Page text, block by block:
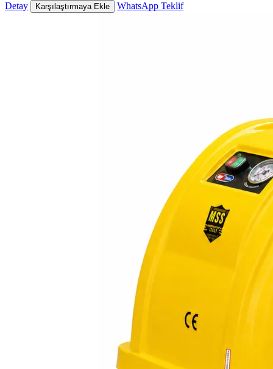
Detay Karşılaştırmaya Ekle WhatsApp Teklif